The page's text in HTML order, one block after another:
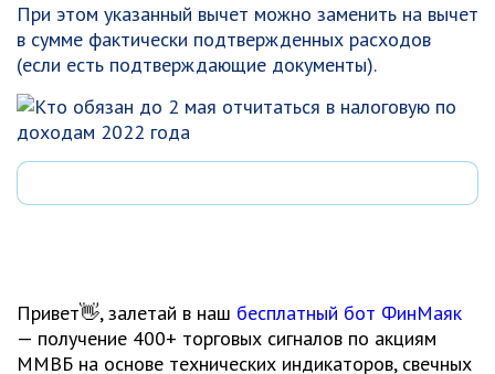
При этом указанный вычет можно заменить на вычет
в сумме фактически подтвержденных расходов
(если есть подтверждающие документы).
Привет👋, залетай в наш бесплатный бот ФинМаяк
— получение 400+ торговых сигналов по акциям
ММВБ на основе технических индикаторов, свечных